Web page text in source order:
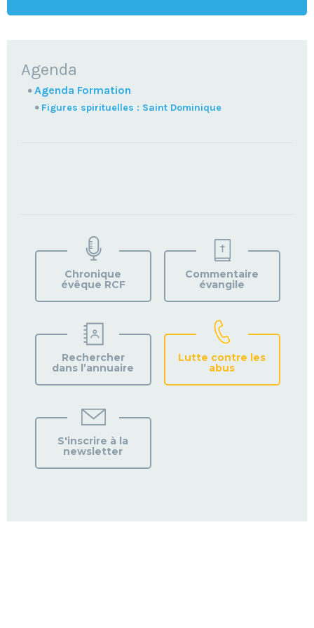
NAVIGATION
Agenda
Agenda Formation
Figures spirituelles : Saint Dominique
VOTRE
PAROISSE
Chronique
évêque RCF
Commentaire
évangile
Rechercher
dans l’annuaire
Lutte contre les
abus
S'inscrire à la
newsletter